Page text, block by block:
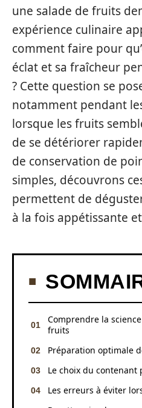
une salade de fruits
expérience culinaire
comment faire pour
éclat et sa fraîcheur
? Cette question se
notamment pendant
lorsque les fruits
de se détériorer
de conservation de
simples, découvrons
permettent de
à la fois appétissante
Comprendre la
fruits
Préparation optimale
Le choix du contenant
Les erreurs à éviter